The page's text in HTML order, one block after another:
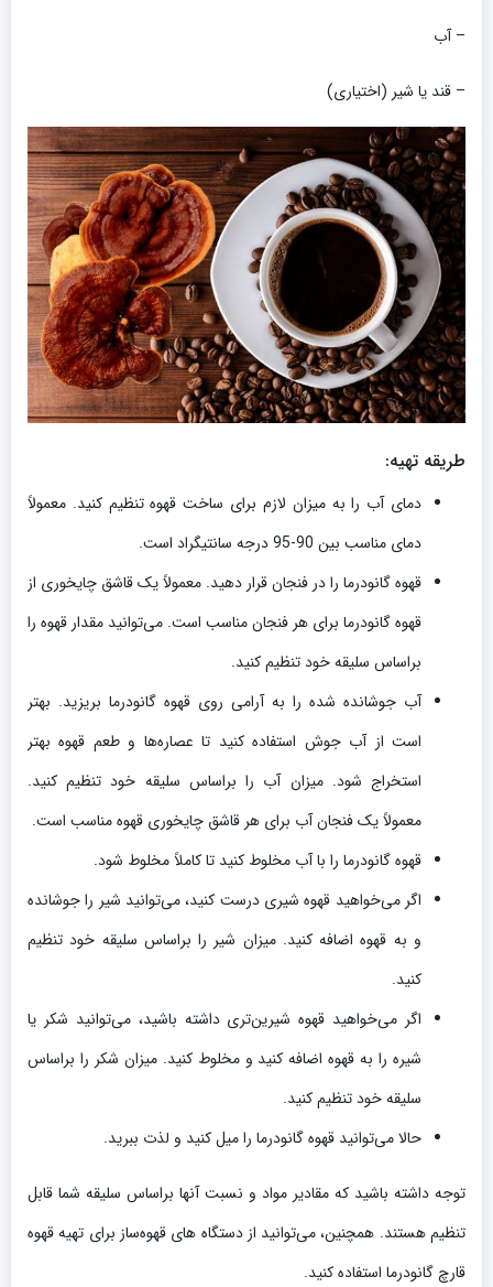
– آب
– قند یا شیر (اختیاری)
طریقه تهیه:
دمای آب را به میزان لازم برای ساخت قهوه تنظیم کنید. معمولاً
دمای مناسب بین 90-95 درجه سانتیگراد است.
قهوه گانودرما را در فنجان قرار دهید. معمولاً یک قاشق چایخوری از
قهوه گانودرما برای هر فنجان مناسب است. می‌توانید مقدار قهوه را
براساس سلیقه خود تنظیم کنید.
آب جوشانده شده را به آرامی روی قهوه گانودرما بریزید. بهتر
است از آب جوش استفاده کنید تا عصاره‌ها و طعم قهوه بهتر
استخراج شود. میزان آب را براساس سلیقه خود تنظیم کنید.
معمولاً یک فنجان آب برای هر قاشق چایخوری قهوه مناسب است.
قهوه گانودرما را با آب مخلوط کنید تا کاملاً مخلوط شود.
اگر می‌خواهید قهوه شیری درست کنید، می‌توانید شیر را جوشانده
و به قهوه اضافه کنید. میزان شیر را براساس سلیقه خود تنظیم
کنید.
اگر می‌خواهید قهوه شیرین‌تری داشته باشید، می‌توانید شکر یا
شیره را به قهوه اضافه کنید و مخلوط کنید. میزان شکر را براساس
سلیقه خود تنظیم کنید.
حالا می‌توانید قهوه گانودرما را میل کنید و لذت ببرید.
توجه داشته باشید که مقادیر مواد و نسبت آنها براساس سلیقه شما قابل
تنظیم هستند. همچنین، می‌توانید از دستگاه های قهوه‌ساز برای تهیه قهوه
قارچ گانودرما استفاده کنید.